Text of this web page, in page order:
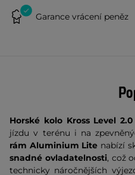
Garance vrácení peněz
Horské kolo Kross Level
jízdu v terénu i na
rám Aluminium Lite nabízí
snadné ovladatelnosti, což
technicky náročnějších